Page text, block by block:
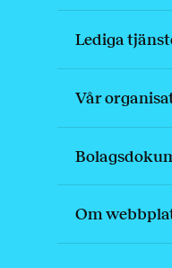
Lediga
Vår
Om